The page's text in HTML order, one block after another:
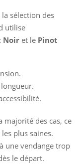
sélection des
utilise
Noir et le Pinot
majorité des cas, ce
plus saines.
une vendange trop
le départ.